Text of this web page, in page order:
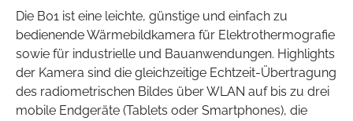
Die B01 ist eine leichte, günstige und einfach zu
bedienende Wärmebildkamera für Elektrothermografie
sowie für industrielle und Bauanwendungen. Highlights
der Kamera sind die gleichzeitige Echtzeit-Übertragung
des radiometrischen Bildes über WLAN auf bis zu drei
mobile Endgeräte (Tablets oder Smartphones), die